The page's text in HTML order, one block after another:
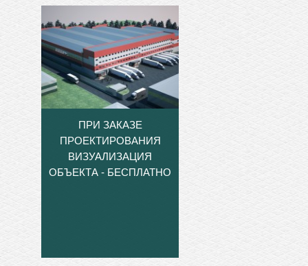
ПРИ ЗАКАЗЕ
ПРОЕКТИРОВАНИЯ
ВИЗУАЛИЗАЦИЯ
ОБЪЕКТА - БЕСПЛАТНО